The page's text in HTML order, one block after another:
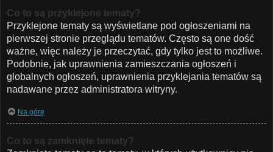
Co to są przyklejone tematy?
Przyklejone tematy są wyświetlane pod ogłoszeniami na
pierwszej stronie przeglądu tematów. Często są one dość
ważne, więc należy je przeczytać, gdy tylko jest to możliwe.
Podobnie, jak uprawnienia zamieszczania ogłoszeń i
globalnych ogłoszeń, uprawnienia przyklejania tematów są
nadawane przez administratora witryny.
Na górę
Co to są zamknięte tematy?